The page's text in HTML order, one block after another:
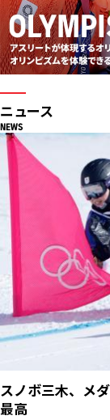
ニュース
NEWS
スノボ三木、メ
最高